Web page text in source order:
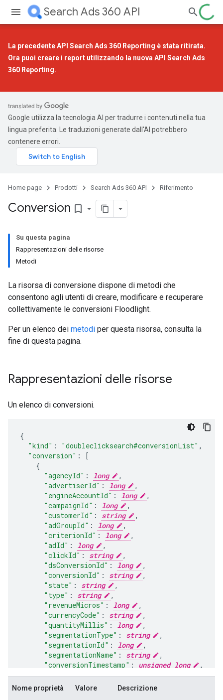
Search Ads 360 API
La precedente API Search Ads 360 Reporting è stata ritirata.
Ora puoi creare i report utilizzando la nuova API Search Ads
360 Reporting.
Google utilizza la tecnologia AI per tradurre i contenuti nella tua
lingua preferita. Le traduzioni generate dall'AI potrebbero
contenere errori.
Home page Prodotti Search Ads 360 API Riferimento
Conversion bookmark_border
Su questa pagina
Rappresentazioni delle risorse
Metodi
La risorsa di conversione dispone di metodi che
consentono agli utenti di creare, modificare e recuperare
collettivamente le conversioni Floodlight.
Per un elenco dei metodi per questa risorsa, consulta la
fine di questa pagina.
Rappresentazioni delle risorse
Un elenco di conversioni.
"kind" : "doubleclicksearch#conversionList" ,
"conversion" :
[
"agencyId" : long
,
"advertiserId" : long
,
"engineAccountId" : long
,
"campaignId" : long
,
"customerId" : string
,
"adGroupId" : long
,
"criterionId" : long
,
"adId" : long
,
"clickId" : string
,
"dsConversionId" : long
,
"conversionId" : string
,
"state" : string
,
"type" : string
,
"revenueMicros" : long
,
"currencyCode" : string
,
"quantityMillis" : long
,
"segmentationType" : string
,
"segmentationId" : long
,
"segmentationName" : string
,
"conversionTimestamp" : unsigned long
,
"conversionModifiedTimestamp": unsigned long
"floodlightOrderId": string
"customMetric"
Nome proprietà Valore Descrizione